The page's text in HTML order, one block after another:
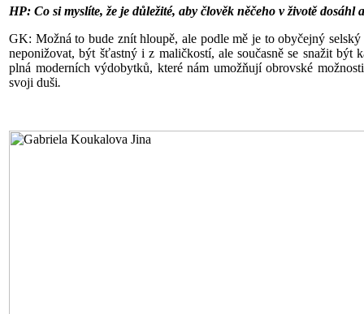
HP: Co si myslíte, že je důležité, aby člověk něčeho v životě
GK: Možná to bude znít hloupě, ale podle mě je to obyčejný
neponižovat, být šťastný i z maličkostí, ale současně se snažit být
plná moderních výdobytků, které nám umožňují obrovské
svoji duši.